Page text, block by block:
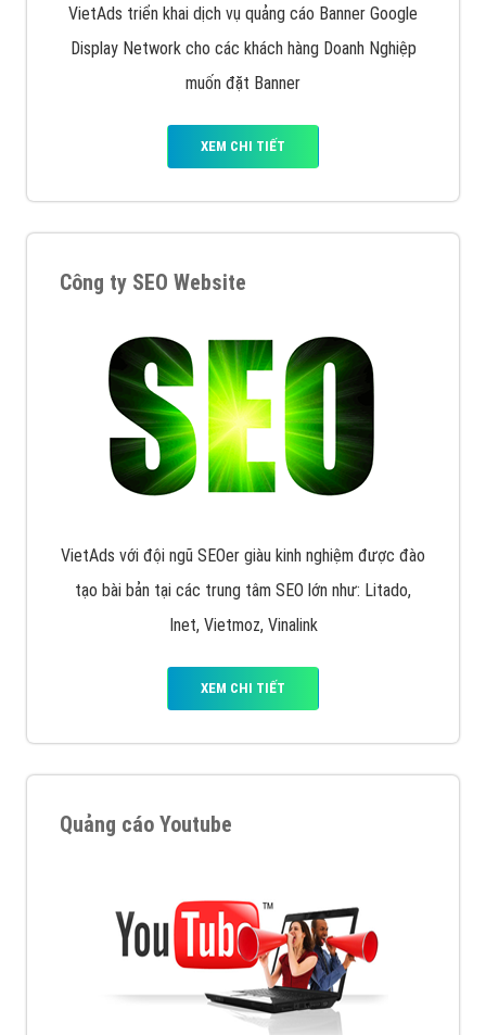
VietAds triển khai dịch vụ quảng cáo Banner Google
Display Network cho các khách hàng Doanh Nghiệp
muốn đặt Banner
XEM CHI TIẾT
Công ty SEO Website
VietAds với đội ngũ SEOer giàu kinh nghiệm được đào
tạo bài bản tại các trung tâm SEO lớn như: Litado,
Inet, Vietmoz, Vinalink
XEM CHI TIẾT
Quảng cáo Youtube